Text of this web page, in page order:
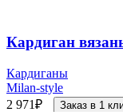
Кардиган
Кардиганы
Milan-style
2 971₽ Заказ в 1